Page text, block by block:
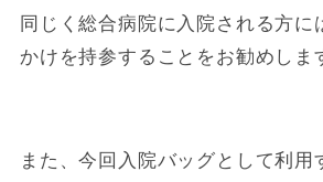
同じく総合病院に入院される方に
かけを持参することをお勧めしま
また、今回入院バッグとして利用